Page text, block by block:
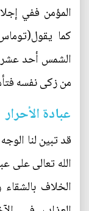
المؤمن ففي
كما
الشمس أحد عشر
من زكى نفسه
عبادة الأحرار
قد تبين لنا
الله تعالى على
الخلاف